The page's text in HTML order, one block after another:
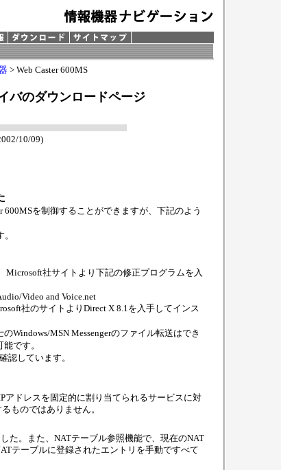
> Web Caster 600MS
バのダウンロードページ
10/09)
600MSを制御することができますが、下記のよう
Microsoft社サイトより下記の修正プログラムを入
Video and Voice.net
社のサイトよりDirect X 8.1を入手してインス
Windows/MSN Messengerのファイル転送はでき
です。
認しています。
アドレスを固定的に割り当てられるサービスに対
ものではありません。
た。また、NATテーブル参照機能で、現在のNAT
テーブルに登録されたエントリを手動ですべて